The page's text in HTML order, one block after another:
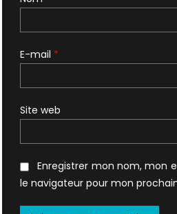
E-mail *
Site web
Enregistrer mon nom, mon
le navigateur pour mon